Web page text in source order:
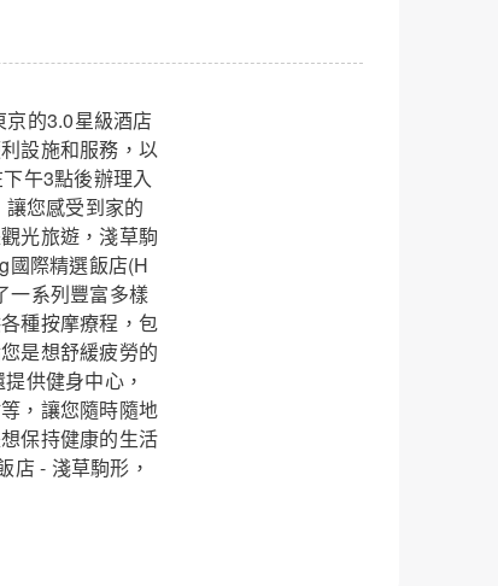
的3.0星級酒店
設施和服務，以
午3點後辦理入
您感受到家的
光旅遊，淺草駒
國際精選飯店(H
一系列豐富多樣
種按摩療程，包
是想舒緩疲勞的
供健身中心，
，讓您隨時隨地
保持健康的生活
店 - 淺草駒形，